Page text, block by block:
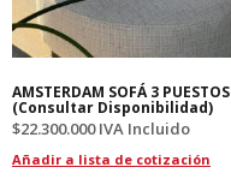
AMSTERDAM SOFÁ 3 PUESTOS
(Consultar Disponibilidad)
$22.300.000IVA Incluido
Añadir a lista de cotización